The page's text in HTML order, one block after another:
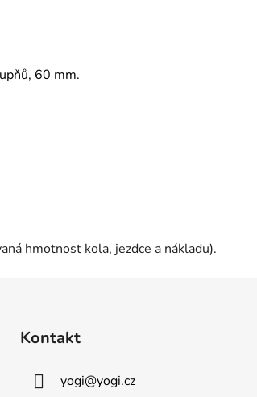
60 mm.
hmotnost kola, jezdce a nákladu).
Kontakt
yogi@yogi.cz